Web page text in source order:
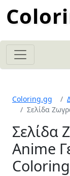
Coloring.gg
Σελίδα
Σελίδα
Anime